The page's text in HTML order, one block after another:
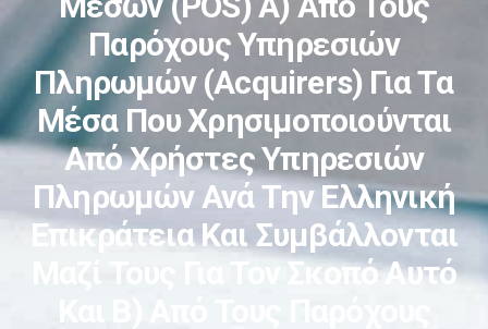
Παρόχους Υπηρεσιών
Πληρωμών (Acquirers) Για Τα
Μέσα Που Χρησιμοποιούνται
Από Χρήστες Υπηρεσιών
Πληρωμών Ανά Την Ελληνική
Επικράτεια Και Συμβάλλονται
Μαζί Τους Για Τον Σκοπό Αυτό